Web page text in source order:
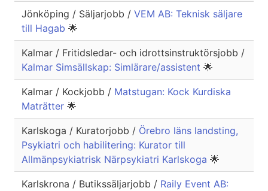
Jönköping / Säljarjobb / VEM AB: Teknisk säljare
till Hagab 🌟
Kalmar / Fritidsledar- och idrottsinstruktörsjobb /
Kalmar Simsällskap: Simlärare/assistent 🌟
Kalmar / Kockjobb / Matstugan: Kock Kurdiska
Maträtter 🌟
Karlskoga / Kuratorjobb / Örebro läns landsting,
Psykiatri och habilitering: Kurator till
Allmänpsykiatrisk Närpsykiatri Karlskoga 🌟
Karlskrona / Butikssäljarjobb / Raily Event AB: